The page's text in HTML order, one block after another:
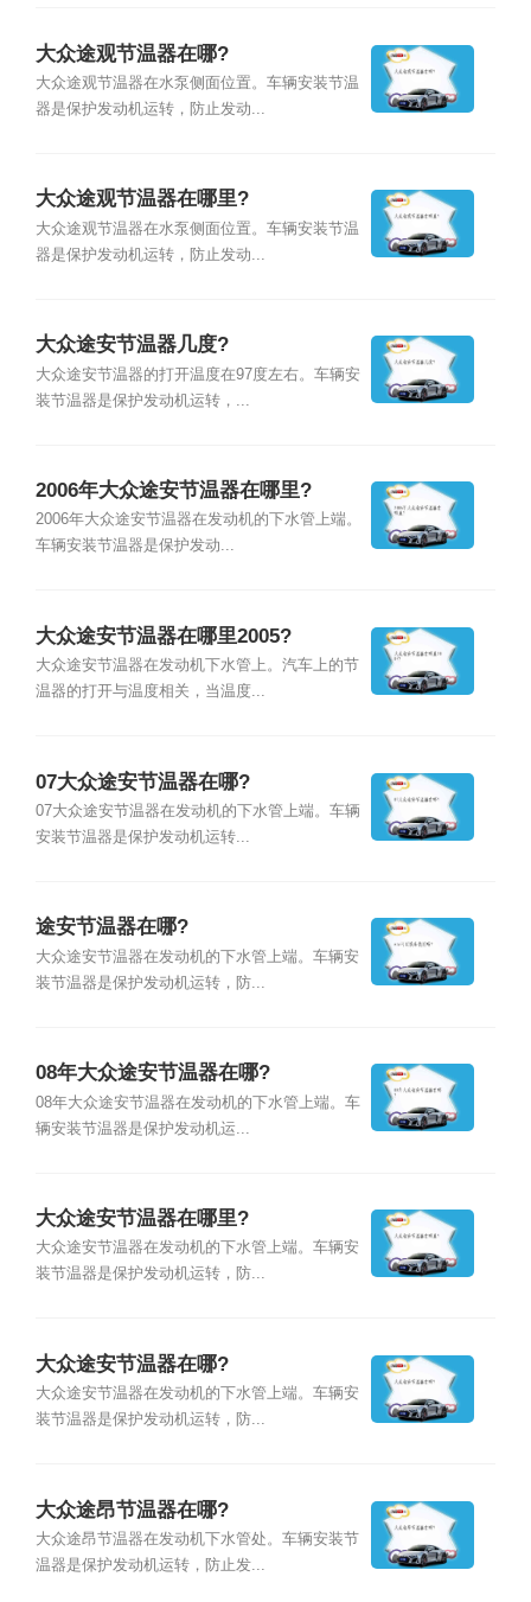
大众途观节温器在哪?
大众途观节温器在水泵侧面位置。车辆安装节温
器是保护发动机运转，防止发动...
大众途观节温器在哪里?
大众途观节温器在水泵侧面位置。车辆安装节温
器是保护发动机运转，防止发动...
大众途安节温器几度?
大众途安节温器的打开温度在97度左右。车辆安
装节温器是保护发动机运转，...
2006年大众途安节温器在哪里?
2006年大众途安节温器在发动机的下水管上端。
车辆安装节温器是保护发动...
大众途安节温器在哪里2005?
大众途安节温器在发动机下水管上。汽车上的节
温器的打开与温度相关，当温度...
07大众途安节温器在哪?
07大众途安节温器在发动机的下水管上端。车辆
安装节温器是保护发动机运转...
途安节温器在哪?
大众途安节温器在发动机的下水管上端。车辆安
装节温器是保护发动机运转，防...
08年大众途安节温器在哪?
08年大众途安节温器在发动机的下水管上端。车
辆安装节温器是保护发动机运...
大众途安节温器在哪里?
大众途安节温器在发动机的下水管上端。车辆安
装节温器是保护发动机运转，防...
大众途安节温器在哪?
大众途安节温器在发动机的下水管上端。车辆安
装节温器是保护发动机运转，防...
大众途昂节温器在哪?
大众途昂节温器在发动机下水管处。车辆安装节
温器是保护发动机运转，防止发...